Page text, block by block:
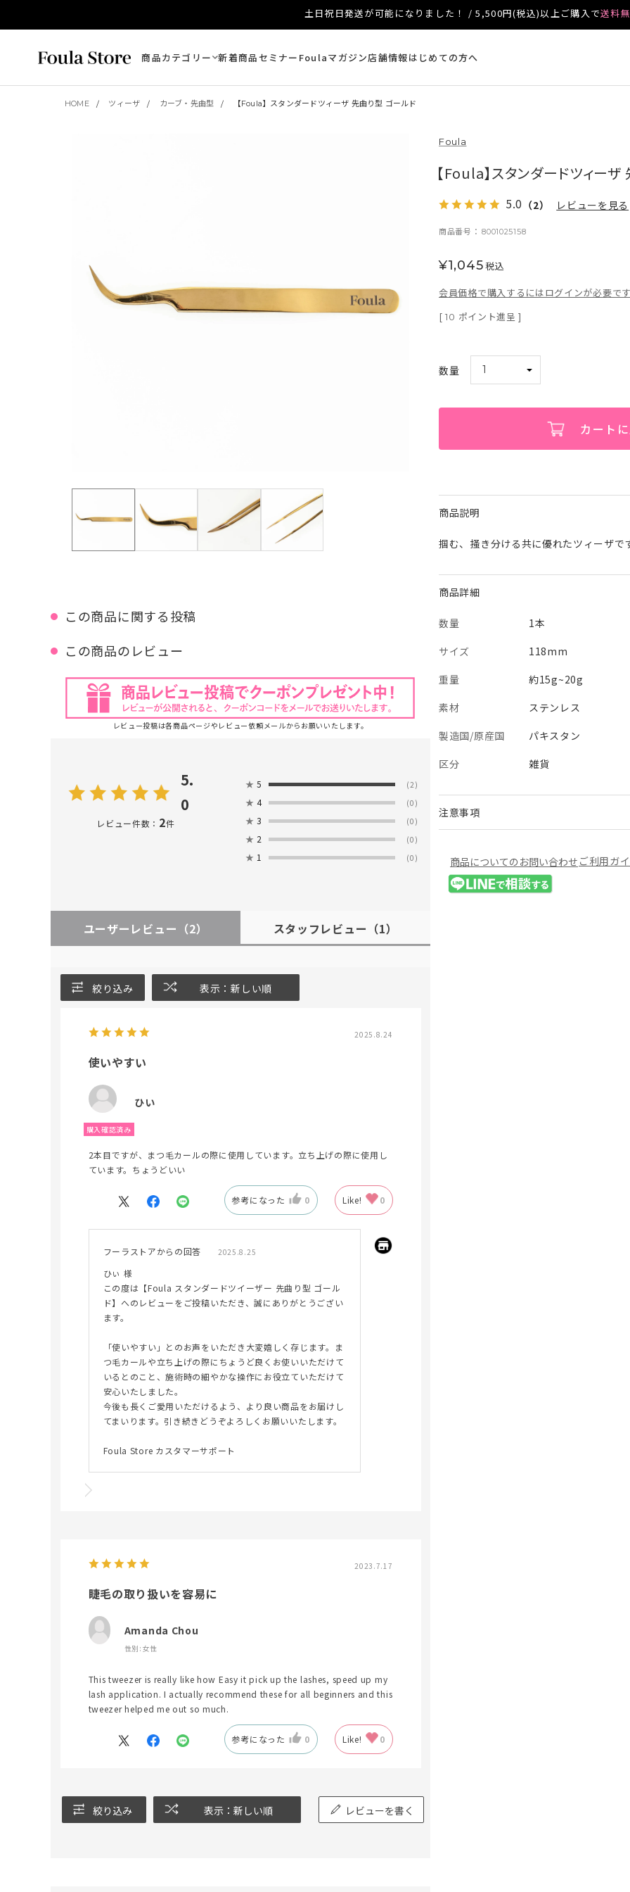
土日祝日発送が可能になりました！ / 5,500円(税込)以上ご購入で送料
商品カテゴリー 新着商品セミナー Foulaマガジン店舗情報はじめての方へ
HOME ツィーザ カーブ・先曲型 【Foula】スタンダードツィーザ 先曲り型 ゴールド
この商品に関する投稿
この商品のレビュー
レビュー投稿は各商品ページやレビュー依頼メールからお願いいたします。
5.
0
レビュー件数： 2件
★ 5 (2)
★ 4 (0)
★ 3 (0)
★ 2 (0)
★ 1 (0)
ユーザーレビュー （2） スタッフレビュー （1）
絞り込み 表示：新しい順
2025.8.24
使いやすい
ひい
2本目ですが、まつ毛カールの際に使用しています。立ち上げの際に使用し
ています。ちょうどいい
参考になった 0 Like! 0
フーラストアからの回答 2025.8.25
ひぃ 様
この度は【Foula スタンダードツイーザー 先曲り型 ゴール
ド】へのレビューをご投稿いただき、誠にありがとうござい
ます。
「使いやすい」とのお声をいただき大変嬉しく存じます。ま
つ毛カールや立ち上げの際にちょうど良くお使いいただけて
いるとのこと、施術時の細やかな操作にお役立ていただけて
安心いたしました。
今後も長くご愛用いただけるよう、より良い商品をお届けし
てまいります。引き続きどうぞよろしくお願いいたします。
Foula Store カスタマーサポート
2023.7.17
睫毛の取り扱いを容易に
Amanda Chou
性別: 女性
This tweezer is really like how Easy it pick up the lashes, speed up my
lash application. I actually recommend these for all beginners and this
tweezer helped me out so much.
参考になった 0 Like! 0
絞り込み 表示：新しい順 レビューを書く
Foula
【Foula】スタンダードツィー
5.0 （2） レビューを見る
商品番号 8001025158
¥1,045税込
会員価格で購入するにはログインが必要です
[ 10 ポイント進呈 ]
カート
商品説明
掴む、掻き分ける共に優れたツィーザで
商品詳細
数量
1本
サイズ
118mm
重量
約15g~20g
素材
ステンレス
製造国/原産国
パキスタン
区分
雑貨
注意事項
商品についてのお問い合わせ ご利用ガ